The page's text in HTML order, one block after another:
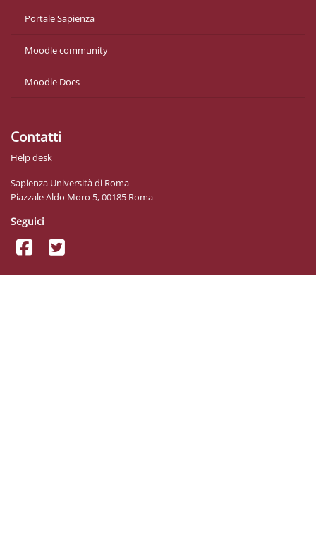
Portale Sapienza
Moodle community
Moodle Docs
Contatti
Help desk
Sapienza Università di Roma
Piazzale Aldo Moro 5, 00185 Roma
Seguici